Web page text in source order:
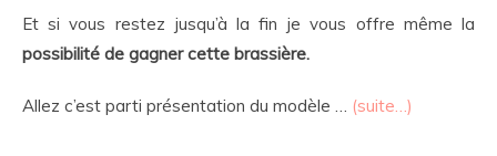
Et si vous restez jusqu’à la fin je vous offre même la
possibilité de gagner cette brassière.
Allez c’est parti présentation du modèle … (suite…)